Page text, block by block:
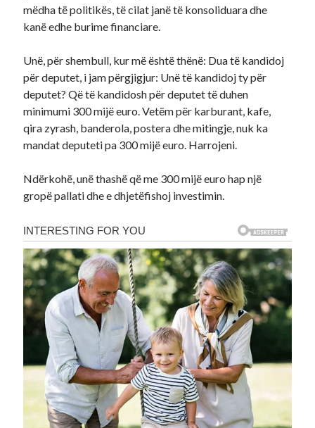
mëdha të politikës, të cilat janë të konsoliduara dhe
kanë edhe burime financiare.
Unë, për shembull, kur më është thënë: Dua të kandidoj
për deputet, i jam përgjigjur: Unë të kandidoj ty për
deputet? Që të kandidosh për deputet të duhen
minimumi 300 mijë euro. Vetëm për karburant, kafe,
qira zyrash, banderola, postera dhe mitingje, nuk ka
mandat deputeti pa 300 mijë euro. Harrojeni.
Ndërkohë, unë thashë që me 300 mijë euro hap një
gropë pallati dhe e dhjetëfishoj investimin.